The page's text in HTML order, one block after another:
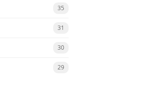
35
31
30
29